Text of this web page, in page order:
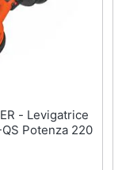
Potenza 220